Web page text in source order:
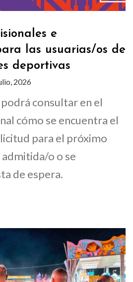
e
las usuarias/os de
deportivas
2026
consultar en el
cómo se encuentra el
para el próximo
admitida/o o se
de espera.